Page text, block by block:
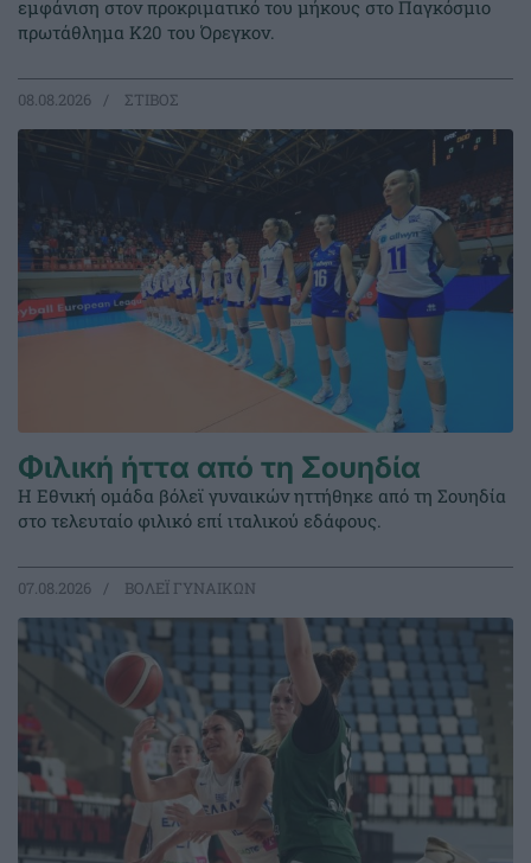
εμφάνιση στον προκριματικό του μήκους στο Παγκόσμιο
πρωτάθλημα Κ20 του Όρεγκον.
08.08.2026 ΣΤΙΒΟΣ
Φιλική ήττα από τη Σουηδία
Η Εθνική ομάδα βόλεϊ γυναικών ηττήθηκε από τη Σουηδία
στο τελευταίο φιλικό επί ιταλικού εδάφους.
07.08.2026 ΒΟΛΕΪ ΓΥΝΑΙΚΩΝ